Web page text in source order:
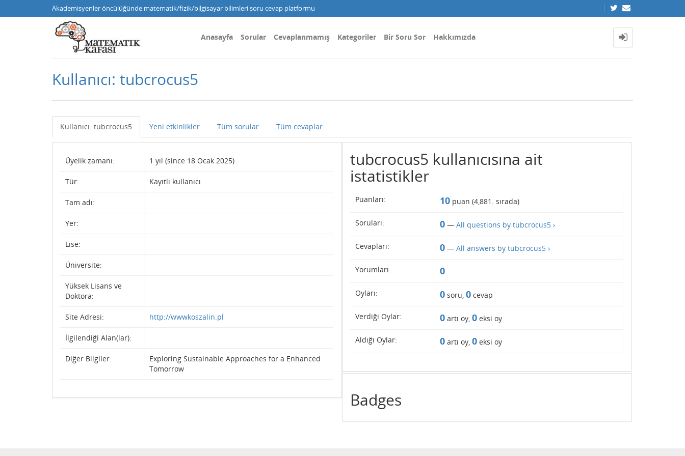
Akademisyenler öncülüğünde matematik/fizik/bilgisayar bilimleri soru cevap platformu
Anasayfa Sorular Cevaplanmamış Kategoriler Bir Soru Sor Hakkımızda
Kullanıcı: tubcrocus5
Kullanıcı: tubcrocus5 Yeni etkinlikler Tüm sorular Tüm cevaplar
Üyelik zamanı: 1 yıl (since 18 Ocak 2025)
Tür: Kayıtlı kullanıcı
Tam adı:
Yer:
Lise:
Üniversite:
Yüksek Lisans ve
Doktora:
Site Adresi: http://wwwkoszalin.pl
İlgilendiği Alan(lar):
Diğer Bilgiler:
Exploring Sustainable Approaches for a Enhanced
Tomorrow
tubcrocus5 kullanıcısına ait
istatistikler
Puanları: 10puan (4,881 . sırada)
Soruları: 0— All questions by tubcrocus5 ›
Cevapları: 0— All answers by tubcrocus5 ›
Yorumları: 0
Oyları: 0soru, 0cevap
Verdiği Oylar: 0artı oy, 0eksi oy
Aldığı Oylar: 0artı oy, 0eksi oy
Badges